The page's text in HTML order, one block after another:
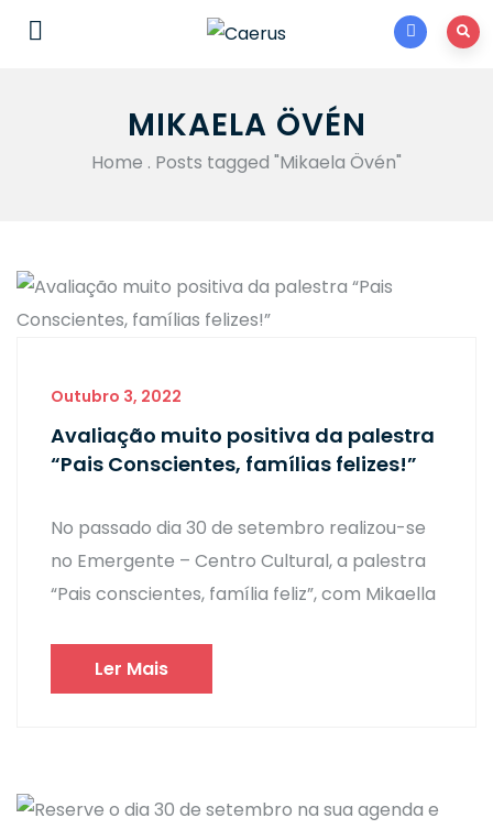
MIKAELA ÖVÉN
Home . Posts tagged "Mikaela Övén"
Outubro 3, 2022
Avaliação muito positiva da palestra
“Pais Conscientes, famílias felizes!”
No passado dia 30 de setembro realizou-se
no Emergente – Centro Cultural, a palestra
“Pais conscientes, família feliz”, com Mikaella
Ler Mais